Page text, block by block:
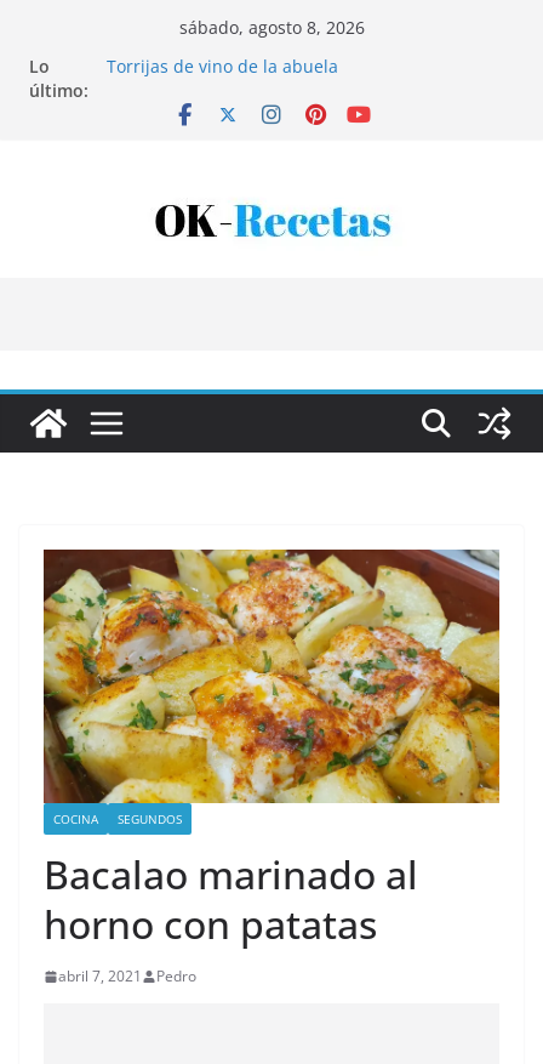
contenido
sábado, agosto 8, 2026
Lo
último:
Torrijas de vino de la abuela
Bandeja de pescaíto frito
COCINA SEGUNDOS
Bacalao marinado al
horno con patatas
abril 7, 2021 Pedro